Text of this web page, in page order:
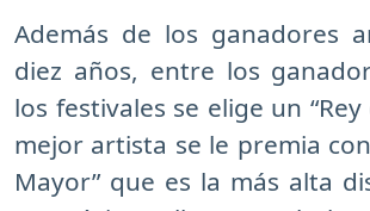
Además de los ganadores
diez años, entre los
los festivales se elige un “Rey
mejor artista se le premia
Mayor” que es la más alta